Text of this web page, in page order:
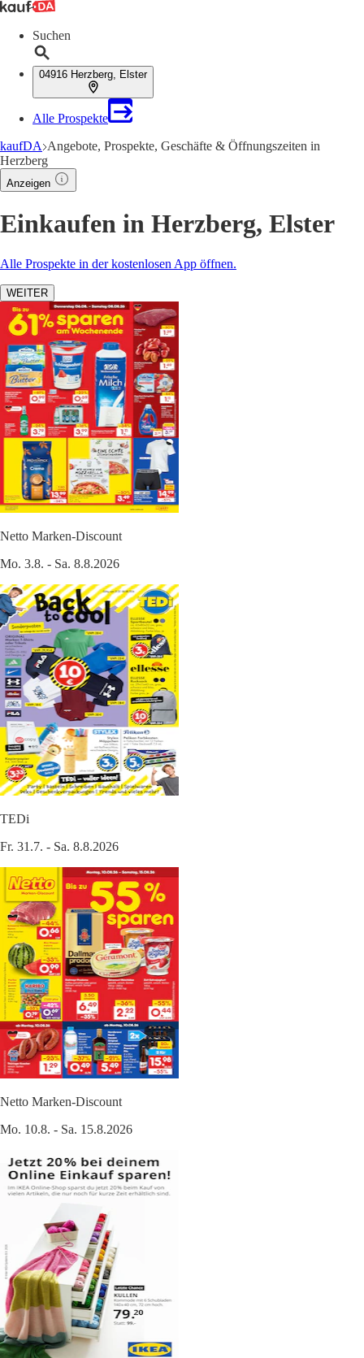
Suchen
04916 Herzberg, Elster
Alle Prospekte
kaufDA Angebote, Prospekte, Geschäfte & Öffnungszeiten in
Herzberg
Anzeigen
Einkaufen in Herzberg, Elster
Alle Prospekte in der kostenlosen App öffnen.
WEITER
Netto Marken-Discount
Mo. 3.8. - Sa. 8.8.2026
TEDi
Fr. 31.7. - Sa. 8.8.2026
Netto Marken-Discount
Mo. 10.8. - Sa. 15.8.2026